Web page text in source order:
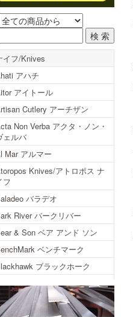
イフ/Knives
アハチ
アイトール
Cutlery アーチザン
Non Verba アクタ・ノン・
ェルバ
Mar アルマー
Knives/アトロポス ナ
フ
バラデオ
River バークリバー
& Son ベア アンド ソン
ベンチマーク
ブラックホーク
ブラックジャック
International ブラック
ャックインターナショナル